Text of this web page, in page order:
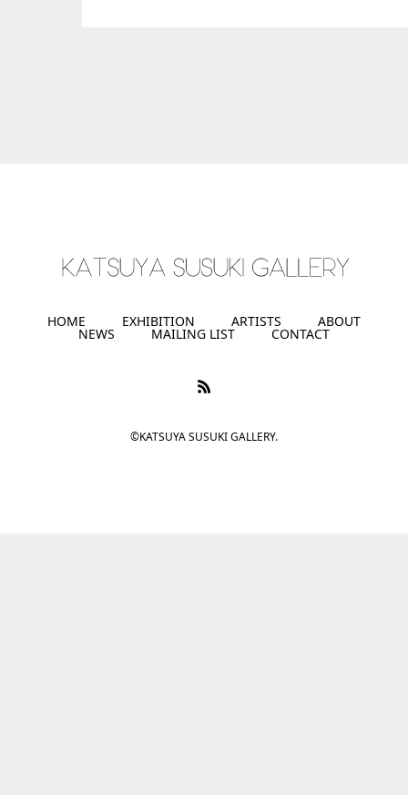
HOME EXHIBITION ARTISTS ABOUT
NEWS MAILING LIST CONTACT
©KATSUYA SUSUKI GALLERY.